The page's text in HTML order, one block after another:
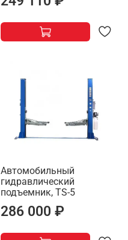
Автомобильный
гидравлический
подъемник, TS-5
286 000 ₽